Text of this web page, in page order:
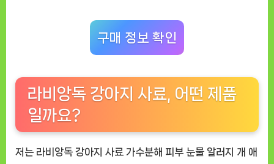
소
고
직
사
구매 정보 확인
라비앙독 강아지 사료, 어떤 제품
일까요?
저는 라비앙독 강아지 사료 가수분해 피부 눈물 알러지 개 애